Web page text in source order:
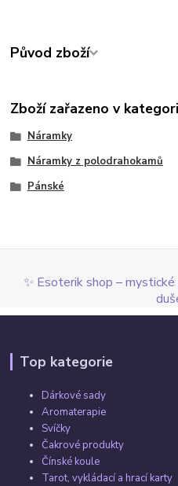
Původ zboží
Zboží zařazeno v
Náramky
Náramky z polodrahokamů
Pánské
✨ Esoterik shop –
Top kategorie
Dárkové sady
Aromaterapie
Svíčky
Čakrové produkty
Čínské koule
Tarot, vykládací a hrací karty